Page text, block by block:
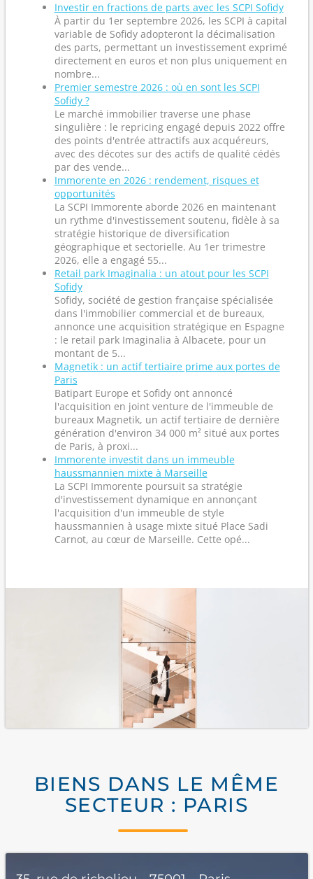
Investir en fractions de parts avec les SCPI Sofidy
À partir du 1er septembre 2026, les SCPI à capital
variable de Sofidy adopteront la décimalisation
des parts, permettant un investissement exprimé
directement en euros et non plus uniquement en
nombre...
Premier semestre 2026 : où en sont les SCPI
Sofidy ?
Le marché immobilier traverse une phase
singulière : le repricing engagé depuis 2022 offre
des points d'entrée attractifs aux acquéreurs,
avec des décotes sur des actifs de qualité cédés
par des vende...
Immorente en 2026 : rendement, risques et
opportunités
La SCPI Immorente aborde 2026 en maintenant
un rythme d'investissement soutenu, fidèle à sa
stratégie historique de diversification
géographique et sectorielle. Au 1er trimestre
2026, elle a engagé 55...
Retail park Imaginalia : un atout pour les SCPI
Sofidy
Sofidy, société de gestion française spécialisée
dans l'immobilier commercial et de bureaux,
annonce une acquisition stratégique en Espagne
: le retail park Imaginalia à Albacete, pour un
montant de 5...
Magnetik : un actif tertiaire prime aux portes de
Paris
Batipart Europe et Sofidy ont annoncé
l'acquisition en joint venture de l'immeuble de
bureaux Magnetik, un actif tertiaire de dernière
génération d'environ 34 000 m² situé aux portes
de Paris, à proxi...
Immorente investit dans un immeuble
haussmannien mixte à Marseille
La SCPI Immorente poursuit sa stratégie
d'investissement dynamique en annonçant
l'acquisition d'un immeuble de style
haussmannien à usage mixte situé Place Sadi
Carnot, au cœur de Marseille. Cette opé...
BIENS DANS LE MÊME
SECTEUR : PARIS